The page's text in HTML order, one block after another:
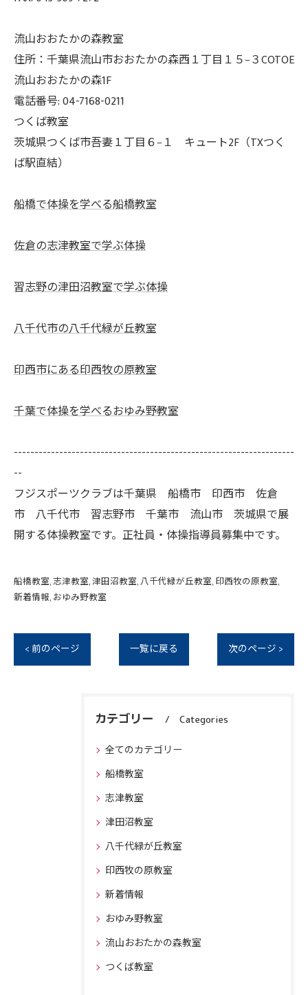
流山おおたかの森教室
住所：千葉県流山市おおたかの森西１丁目１５−３COTOE
流山おおたかの森1F
電話番号: 04-7168-0211
つくば教室
茨城県つくば市吾妻１丁目６−１ キュート2F（TXつく
ば駅直結）
船橋で体操を学べる船橋教室
佐倉の志津教室で学ぶ体操
習志野の津田沼教室で学ぶ体操
八千代市の八千代緑が丘教室
印西市にある印西牧の原教室
千葉で体操を学べるおゆみ野教室
--------------------------------------------------------------------
--
フジスポーツクラブは千葉県 船橋市 印西市 佐倉
市 八千代市 習志野市 千葉市 流山市 茨城県で展
開する体操教室です。正社員・体操指導員募集中です。
船橋教室 志津教室 津田沼教室 八千代緑が丘教室 印西牧の原教室
新着情報 おゆみ野教室
< 前のページ 一覧に戻る 次のページ >
カテゴリー Categories
全てのカテゴリー
船橋教室
志津教室
津田沼教室
八千代緑が丘教室
印西牧の原教室
新着情報
おゆみ野教室
流山おおたかの森教室
つくば教室